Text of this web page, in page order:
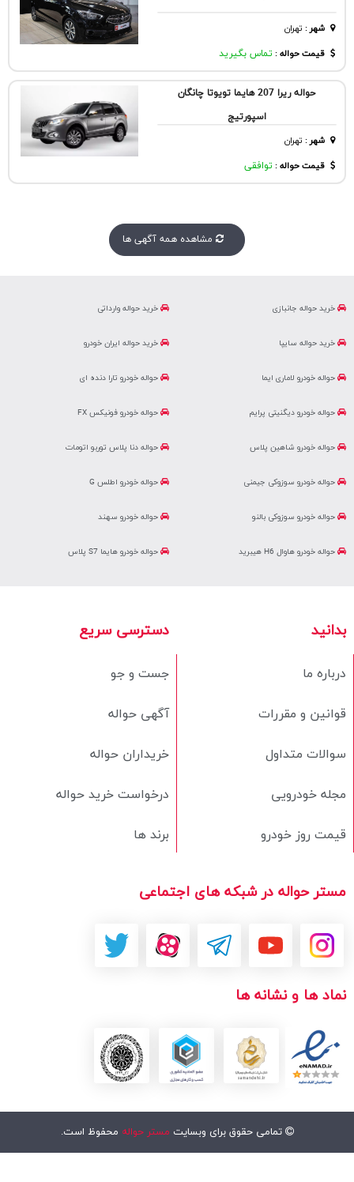
شهر: تهران
قیمت حواله : تماس بگیرید
حواله ریرا 207 هایما تویوتا چانگان
اسپورتیج
شهر: تهران
قیمت حواله : توافقی
مشاهده همه آگهی ها
خرید حواله وارداتی خرید حواله جانبازی
خرید حواله ایران خودرو خرید حواله سایپا
حواله خودرو تارا دنده ای حواله خودرو لاماری ایما
حواله خودرو فونیکس FX حواله خودرو دیگنیتی پرایم
حواله دنا پلاس توربو اتومات حواله خودرو شاهین پلاس
حواله خودرو اطلس G حواله خودرو سوزوکی جیمنی
حواله خودرو سهند حواله خودرو سوزوکی بالنو
حواله خودرو هایما S7 پلاس حواله خودرو هاوال H6 هیبرید
دسترسی سریع
جست و جو
آگهی حواله
خریداران حواله
درخواست خرید حواله
برند ها
بدانید
درباره ما
قوانین و مقررات
سوالات متداول
مجله خودرویی
قیمت روز خودرو
مستر حواله در شبکه های اجتماعی
نماد ها و نشانه ها
تمامی حقوق برای وبسایت مستر حواله محفوظ است.